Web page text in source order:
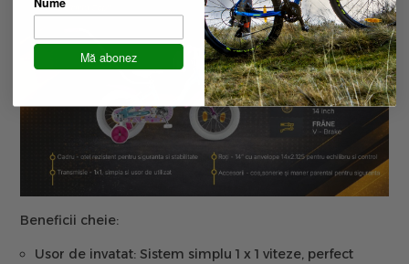
Beneficii cheie:
Usor de invatat: Sistem simplu 1 x 1 viteze, perfect
Mă abonez